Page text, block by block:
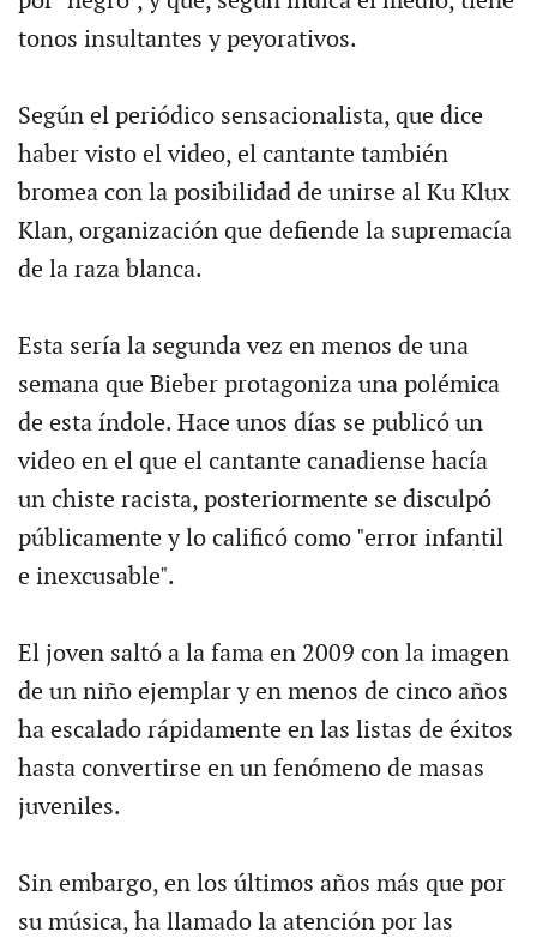
tonos insultantes y peyorativos.
Según el periódico sensacionalista, que dice
haber visto el video, el cantante también
bromea con la posibilidad de unirse al Ku Klux
Klan, organización que defiende la supremacía
de la raza blanca.
Esta sería la segunda vez en menos de una
semana que Bieber protagoniza una polémica
de esta índole. Hace unos días se publicó un
video en el que el cantante canadiense hacía
un chiste racista, posteriormente se disculpó
públicamente y lo calificó como "error infantil
e inexcusable".
El joven saltó a la fama en 2009 con la imagen
de un niño ejemplar y en menos de cinco años
ha escalado rápidamente en las listas de éxitos
hasta convertirse en un fenómeno de masas
juveniles.
Sin embargo, en los últimos años más que por
su música, ha llamado la atención por las